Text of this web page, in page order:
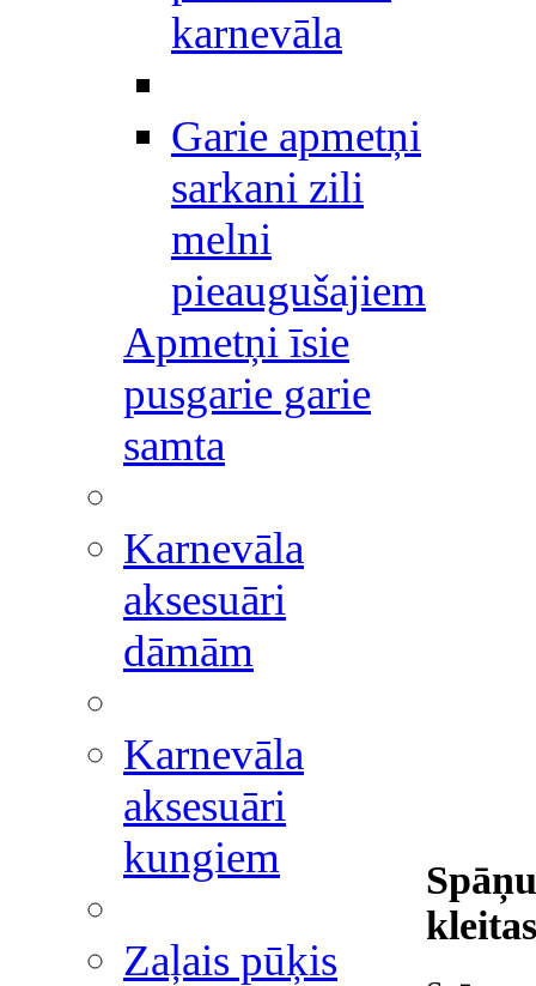
karnevāla
Garie apmetņi
sarkani zili
melni
pieaugušajiem
Apmetņi īsie
pusgarie garie
samta
Karnevāla
aksesuāri
dāmām
Karnevāla
aksesuāri
kungiem
Zaļais pūķis